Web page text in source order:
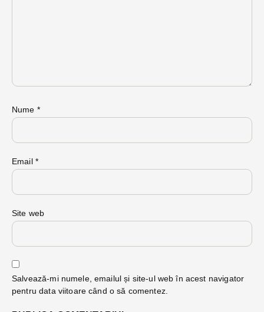
Nume *
Email *
Site web
Salvează-mi numele, emailul și site-ul web în acest navigator
pentru data viitoare când o să comentez.